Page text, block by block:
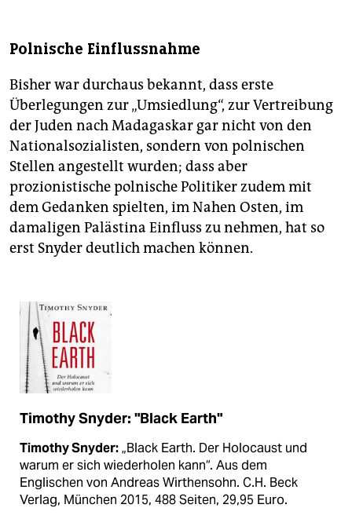
Polnische Einflussnahme
Bisher war durchaus bekannt, dass erste
Überlegungen zur „Umsiedlung“, zur Vertreibung
der Juden nach Madagaskar gar nicht von den
Nationalsozialisten, sondern von polnischen
Stellen angestellt wurden; dass aber
prozionistische polnische Politiker zudem mit
dem Gedanken spielten, im Nahen Osten, im
damaligen Palästina Einfluss zu nehmen, hat so
erst Snyder deutlich machen können.
Timothy Snyder: "Black Earth"
Timothy Snyder:„Black Earth. Der Holocaust und
warum er sich wiederholen kann“. Aus dem
Englischen von Andreas Wirthensohn. C.H. Beck
Verlag, München 2015, 488 Seiten, 29,95 Euro.